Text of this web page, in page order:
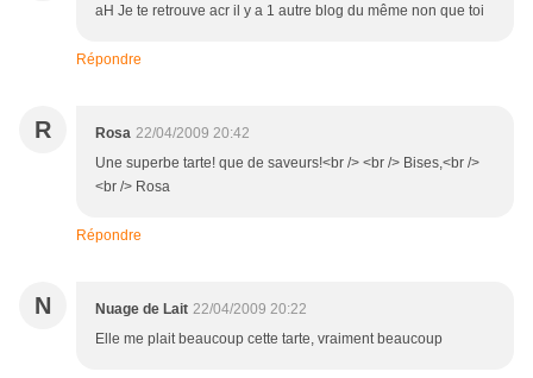
aH Je te retrouve acr il y a 1 autre blog du même non que toi
Répondre
R Rosa 22/04/2009 20:42
Une superbe tarte! que de saveurs!<br /> <br /> Bises,<br />
<br /> Rosa
Répondre
N Nuage de Lait 22/04/2009 20:22
Elle me plait beaucoup cette tarte, vraiment beaucoup